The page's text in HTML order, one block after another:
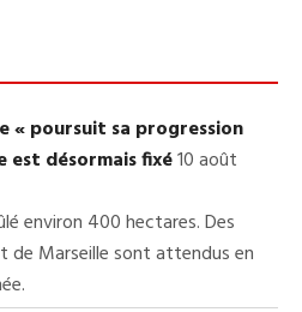
« poursuit sa progression
est désormais fixé10 août
environ 400 hectares. Des
de Marseille sont attendus en